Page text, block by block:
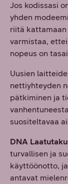
Jos kodissasi
yhden
riitä kattamaan
varmistaa,
nopeus on
Uusien
nettiyhteyden
pätkiminen ja
suositeltavaa
DNA
turvallisen ja
käyttöönotto,
antavat